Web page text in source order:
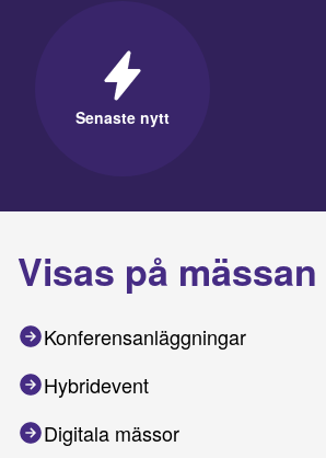
Senaste nytt
Visas på mässan
Konferensanläggningar
Hybridevent
Digitala mässor